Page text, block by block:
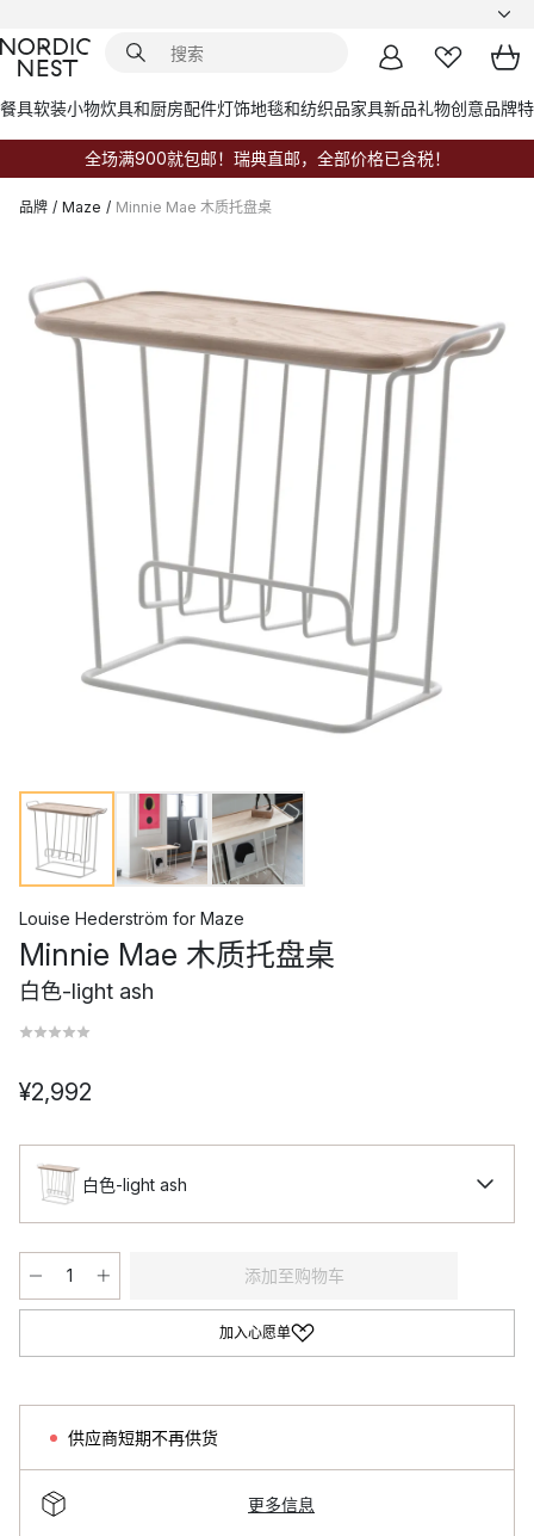
餐具软装小物炊具和厨房配件灯饰地毯和纺织品家具新品礼物创意品牌
全场满900就包邮！瑞典直邮，全部价格已含税！
品牌 / Maze / Minnie Mae 木质托盘桌
Louise Hederström for Maze
Minnie Mae 木质托盘桌
白色-light ash
¥2,992
白色-light ash
添加至购物车
加入心愿单
供应商短期不再供货
更多信息